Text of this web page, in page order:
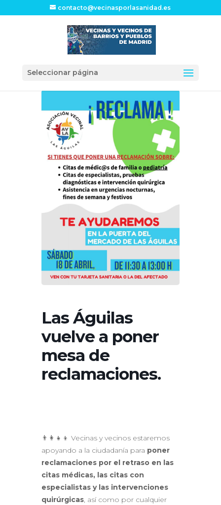
contacto@vecinasporlasanidad.es
Seleccionar página
Las Águilas
vuelve a poner
mesa de
reclamaciones.
👨‍👩‍👧‍👦 Vecinas y vecinos estaremos
apoyando a la ciudadanía para poner
reclamaciones por el retraso en las
citas médicas, las citas con
especialistas y las intervenciones
quirúrgicas, así como por cualquier